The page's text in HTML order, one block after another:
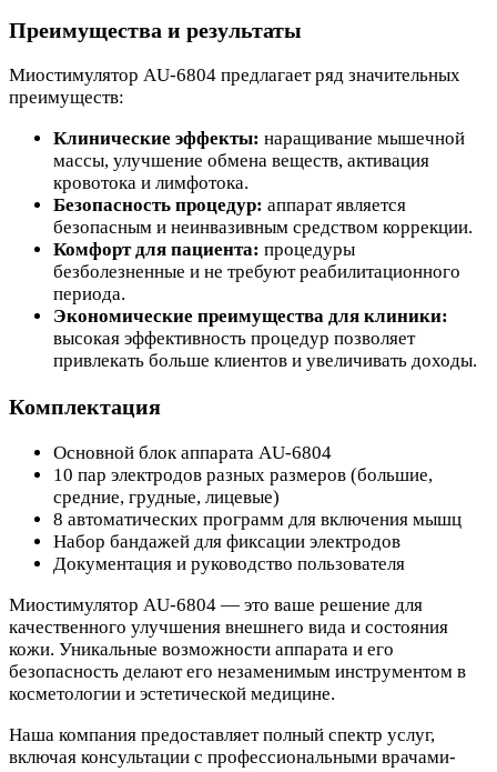
Преимущества и результаты
Миостимулятор AU-6804 предлагает ряд значительных
преимуществ:
Клинические эффекты: наращивание мышечной
массы, улучшение обмена веществ, активация
кровотока и лимфотока.
Безопасность процедур: аппарат является
безопасным и неинвазивным средством коррекции.
Комфорт для пациента: процедуры
безболезненные и не требуют реабилитационного
периода.
Экономические преимущества для клиники:
высокая эффективность процедур позволяет
привлекать больше клиентов и увеличивать доходы.
Комплектация
Основной блок аппарата AU-6804
10 пар электродов разных размеров (большие,
средние, грудные, лицевые)
8 автоматических программ для включения мышц
Набор бандажей для фиксации электродов
Документация и руководство пользователя
Миостимулятор AU-6804 — это ваше решение для
качественного улучшения внешнего вида и состояния
кожи. Уникальные возможности аппарата и его
безопасность делают его незаменимым инструментом в
косметологии и эстетической медицине.
Наша компания предоставляет полный спектр услуг,
включая консультации с профессиональными врачами-